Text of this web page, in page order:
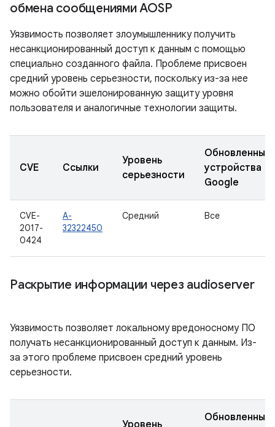
обмена сообщениями AOSP
Уязвимость позволяет злоумышленнику получить
несанкционированный доступ к данным с помощью
специально созданного файла. Проблеме присвоен
средний уровень серьезности, поскольку из-за нее
можно обойти эшелонированную защиту уровня
пользователя и аналогичные технологии защиты.
CVE Ссылки
Уровень
серьезности
Обновленные
устройства
Google
CVE-
2017-
0424
A-
32322450
Средний Все
Раскрытие информации через audioserver
Уязвимость позволяет локальному вредоносному ПО
получать несанкционированный доступ к данным. Из-
за этого проблеме присвоен средний уровень
серьезности.
Уровень
Обновленные